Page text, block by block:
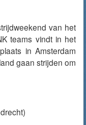
van het
teams vindt in het
in Amsterdam
gaan strijden om